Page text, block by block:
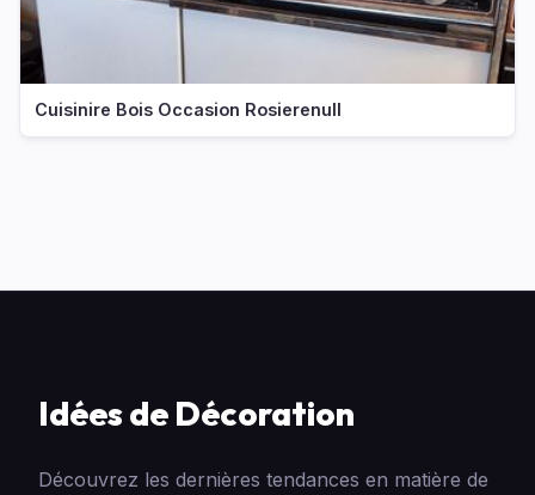
Cuisinire Bois Occasion Rosierenull
Idées de Décoration
Découvrez les dernières tendances en matière de